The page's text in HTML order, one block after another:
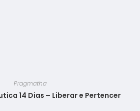
Pragmatha
14 Dias – Liberar e Pertencer